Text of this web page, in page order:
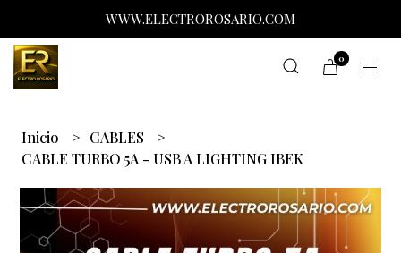
WWW.ELECTROROSARIO.COM
0
Inicio
CABLES
CABLE TURBO 5A - USB A LIGHTING IBEK